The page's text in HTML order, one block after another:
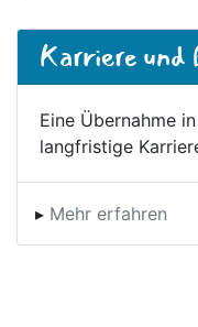
Karriere und
Eine Übernahme
langfristige
▸ Mehr erfahren